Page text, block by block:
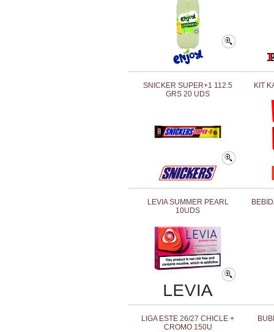
SNICKER SUPER+1 112.5
GRS 20 UDS
KIT
LEVIA SUMMER PEARL
10UDS
LIGA ESTE 26/27 CHICLE +
CROMO 150U